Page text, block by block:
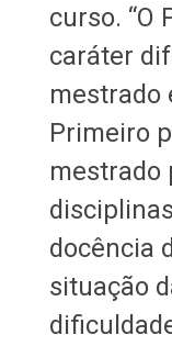
curso. “O
caráter
mestrado
Primeiro
mestrado
docência
situação